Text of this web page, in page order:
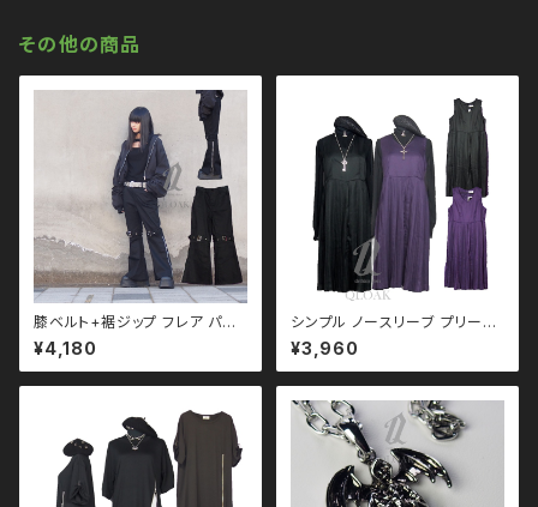
その他の商品
膝ベルト+裾ジップ フレア パン
ツ qbo110037-bk ワイドパ
ンツ
¥4,180
シンプル ノースリーブ プリーツ
ワンピース qse110009 モノ
トーン ブラックコーデ 黒コーデ
モード 系 ゴス ゴシック ゴスロ
性的 drughoney ドラッグハニ
ー drug honey
¥3,960